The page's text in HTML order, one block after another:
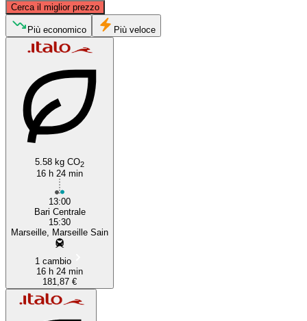
Cerca il miglior prezzo
Più economico Più veloce
5.58 kg CO2
16 h 24 min
13:00
Bari Centrale
15:30
Marseille, Marseille Sain
1 cambio
16 h 24 min
181,87 €